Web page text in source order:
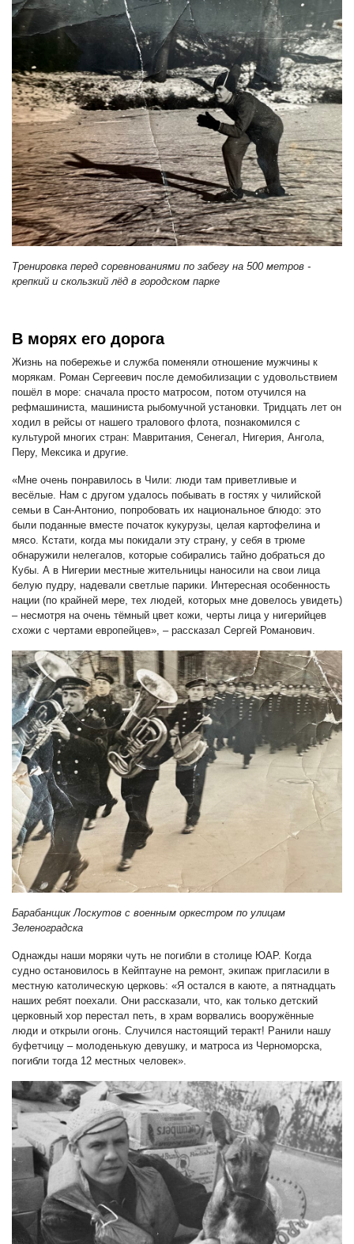
Тренировка перед соревнованиями по забегу на 500 метров -
крепкий и скользкий лёд в городском парке
В морях его дорога
Жизнь на побережье и служба поменяли отношение мужчины к
морякам. Роман Сергеевич после демобилизации с удовольствием
пошёл в море: сначала просто матросом, потом отучился на
рефмашиниста, машиниста рыбомучной установки. Тридцать лет он
ходил в рейсы от нашего тралового флота, познакомился с
культурой многих стран: Мавритания, Сенегал, Нигерия, Ангола,
Перу, Мексика и другие.
«Мне очень понравилось в Чили: люди там приветливые и
весёлые. Нам с другом удалось побывать в гостях у чилийской
семьи в Сан-Антонио, попробовать их национальное блюдо: это
были поданные вместе початок кукурузы, целая картофелина и
мясо. Кстати, когда мы покидали эту страну, у себя в трюме
обнаружили нелегалов, которые собирались тайно добраться до
Кубы. А в Нигерии местные жительницы наносили на свои лица
белую пудру, надевали светлые парики. Интересная особенность
нации (по крайней мере, тех людей, которых мне довелось увидеть)
– несмотря на очень тёмный цвет кожи, черты лица у нигерийцев
схожи с чертами европейцев», – рассказал Сергей Романович.
Барабанщик Лоскутов с военным оркестром по улицам
Зеленоградска
Однажды наши моряки чуть не погибли в столице ЮАР. Когда
судно остановилось в Кейптауне на ремонт, экипаж пригласили в
местную католическую церковь: «Я остался в каюте, а пятнадцать
наших ребят поехали. Они рассказали, что, как только детский
церковный хор перестал петь, в храм ворвались вооружённые
люди и открыли огонь. Случился настоящий теракт! Ранили нашу
буфетчицу – молоденькую девушку, и матроса из Черноморска,
погибли тогда 12 местных человек».